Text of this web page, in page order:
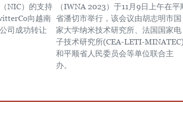
NIC）的支持
向越南
司成功转让
（IWNA 2023）于11月9日上午在平
省潘切市举行，该会议由胡志明市国
家大学纳米技术研究所、法国国家电
子技术研究所(CEA-LETI-
和平顺省人民委员会等单位联合主
办。